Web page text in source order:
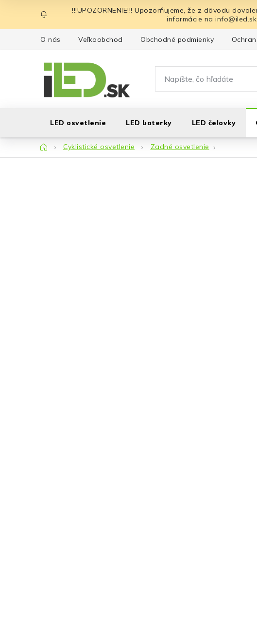
obsah
!!!UPOZORNENIE!!! Upozorňujeme, že z dôvodu
informácie na
O nás Veľkoobchod Obchodné podmienky
LED osvetlenie LED baterky LED čelovky
DomovCyklistické osvetlenie Zadné osvetlenie